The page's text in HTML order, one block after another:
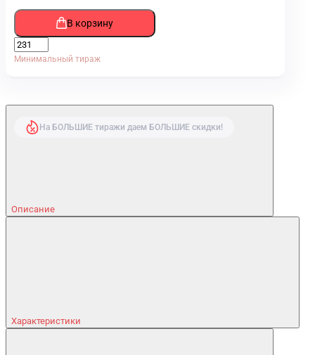
В корзину
Минимальный тираж
На БОЛЬШИЕ тиражи даем БОЛЬШИЕ скидки!
Описание
Характеристики